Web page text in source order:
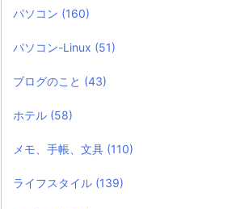
パソコン (160)
パソコン-Linux (51)
ブログのこと (43)
ホテル (58)
メモ、手帳、文具 (110)
ライフスタイル (139)